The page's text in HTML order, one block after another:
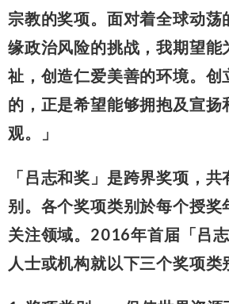
宗教的奖项。面对着全球动荡
缘政治风险的挑战，我期望能
祉，创造仁爱美善的环境。创
的，正是希望能够拥抱及宣扬
观。」
「吕志和奖」是跨界奖项，
别。各个奖项类别於每个授奖
关注领域。2016年首届「吕
人士或机构就以下三个奖项类